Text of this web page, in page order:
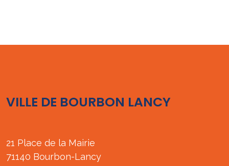
VILLE DE BOURBON LANCY
21 Place de la Mairie
71140 Bourbon-Lancy